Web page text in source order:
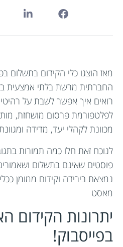
מאז הוצגו כלי הקידום בתשלום
החברתית מרשת בלתי אמצעית
רואים איך אפשר לשבת על רהיטי
לפלטפורמת פרסום מושחזת,
מכוונת לקהלי יעד, מדידה
לנוכח זאת חלו כמה תמורות
פוסטים שאינם בתשלום
נמצאת בירידה וקידום ממומן
מאסט
יתרונות הקידום
בפייסבוק!